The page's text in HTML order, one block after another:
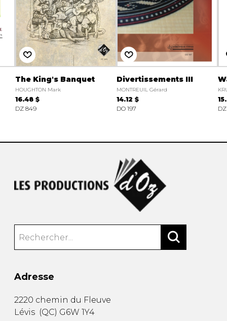
The King's Banquet
HOUGHTON Mark
16.48 $
DZ 849
Divertissements III
MONTREUIL Gérard
14.12 $
DO 197
Adresse
2220 chemin du Fleuve
Lévis (QC) G6W 1Y4